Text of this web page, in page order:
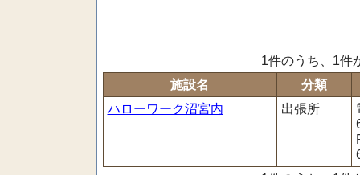
1件のうち、1件
施設名
分類
ハローワーク沼宮内
出張所